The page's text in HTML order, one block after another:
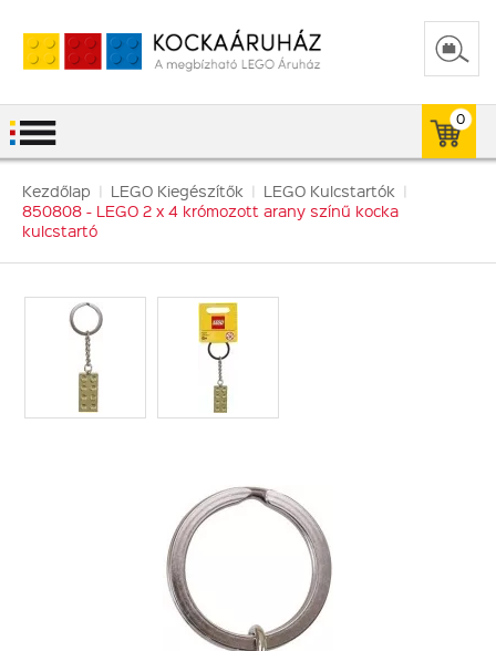
0
Kezdőlap | LEGO Kiegészítők | LEGO Kulcstartók |
850808 - LEGO 2 x 4 krómozott arany színű kocka
kulcstartó